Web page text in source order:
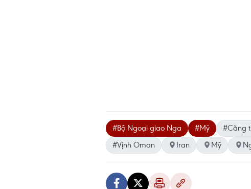
#Bộ Ngoại giao Nga #Mỹ #Căng
#Vịnh Oman
Iran Mỹ